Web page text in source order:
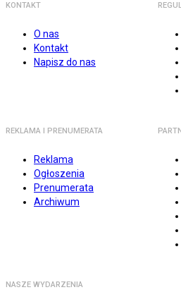
KONTAKT
O nas
Kontakt
Napisz do nas
REKLAMA I PRENUMERATA
Reklama
Ogłoszenia
Prenumerata
Archiwum
NASZE WYDARZENIA